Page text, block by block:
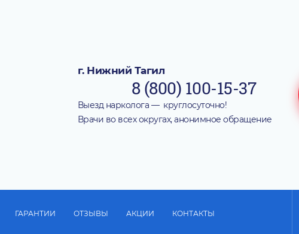
г. Нижний Тагил
8 (800) 100-15-37
Выезд нарколога — круглосуточно!
Врачи во всех округах, анонимное обращение
ГАРАНТИИ ОТЗЫВЫ АКЦИИ КОНТАКТЫ